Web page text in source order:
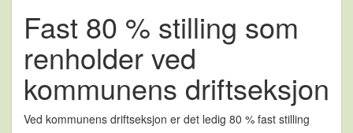
Fast 80 % stilling som
renholder ved
kommunens driftseksjon
Ved kommunens driftseksjon er det ledig 80 % fast stilling